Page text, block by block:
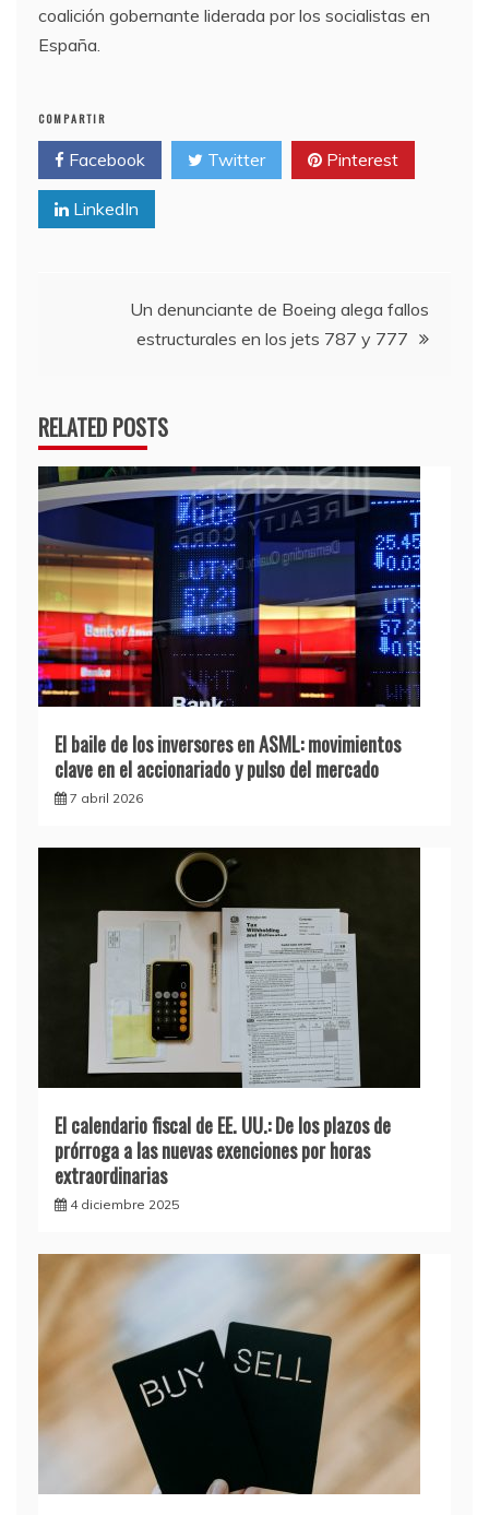
coalición gobernante liderada por los socialistas en
España.
COMPARTIR
Facebook Twitter Pinterest
LinkedIn
Navegación
entradas
Un denunciante de Boeing alega fallos
estructurales en los jets 787 y 777
RELATED POSTS
El baile de los inversores en ASML: movimientos
clave en el accionariado y pulso del mercado
7 abril 2026
El calendario fiscal de EE. UU.: De los plazos de
prórroga a las nuevas exenciones por horas
extraordinarias
4 diciembre 2025